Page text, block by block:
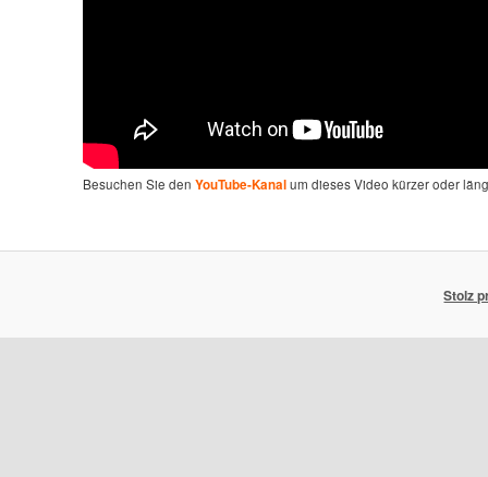
Besuchen Sie den YouTube-Kanalum dieses Video kürzer oder
Stolz